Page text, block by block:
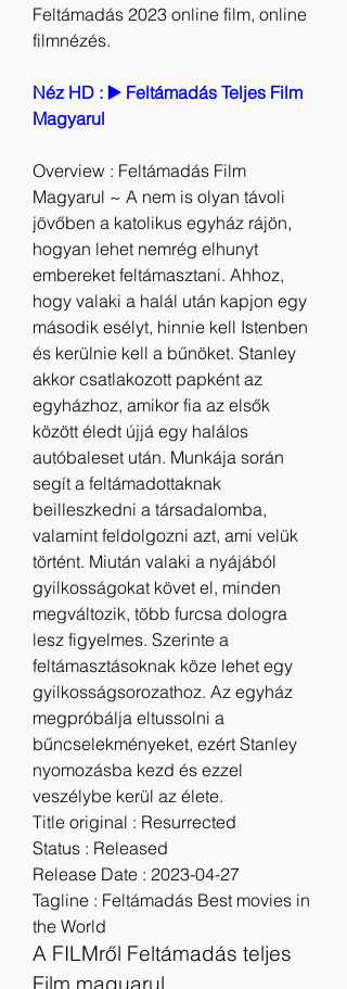
Feltámadás 2023 online film, online
filmnézés.
Néz HD : ▶️ Feltámadás Teljes Film
Magyarul
Overview : Feltámadás Film
Magyarul ~ A nem is olyan távoli
jövőben a katolikus egyház rájön,
hogyan lehet nemrég elhunyt
embereket feltámasztani. Ahhoz,
hogy valaki a halál után kapjon egy
második esélyt, hinnie kell Istenben
és kerülnie kell a bűnöket. Stanley
akkor csatlakozott papként az
egyházhoz, amikor fia az elsők
között éledt újjá egy halálos
autóbaleset után. Munkája során
segít a feltámadottaknak
beilleszkedni a társadalomba,
valamint feldolgozni azt, ami velük
történt. Miután valaki a nyájából
gyilkosságokat követ el, minden
megváltozik, több furcsa dologra
lesz figyelmes. Szerinte a
feltámasztásoknak köze lehet egy
gyilkosságsorozathoz. Az egyház
megpróbálja eltussolni a
bűncselekményeket, ezért Stanley
nyomozásba kezd és ezzel
veszélybe kerül az élete.
Title original : Resurrected
Status : Released
Release Date : 2023-04-27
Tagline : Feltámadás Best movies in
the World
A FILMről Feltámadás teljes